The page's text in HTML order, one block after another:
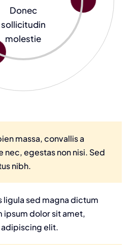
Donec
sollicitudin
molestie
massa, convallis a
nec, egestas non nisi. Sed
nibh.
ligula sed magna dictum
ipsum dolor sit amet,
elit.